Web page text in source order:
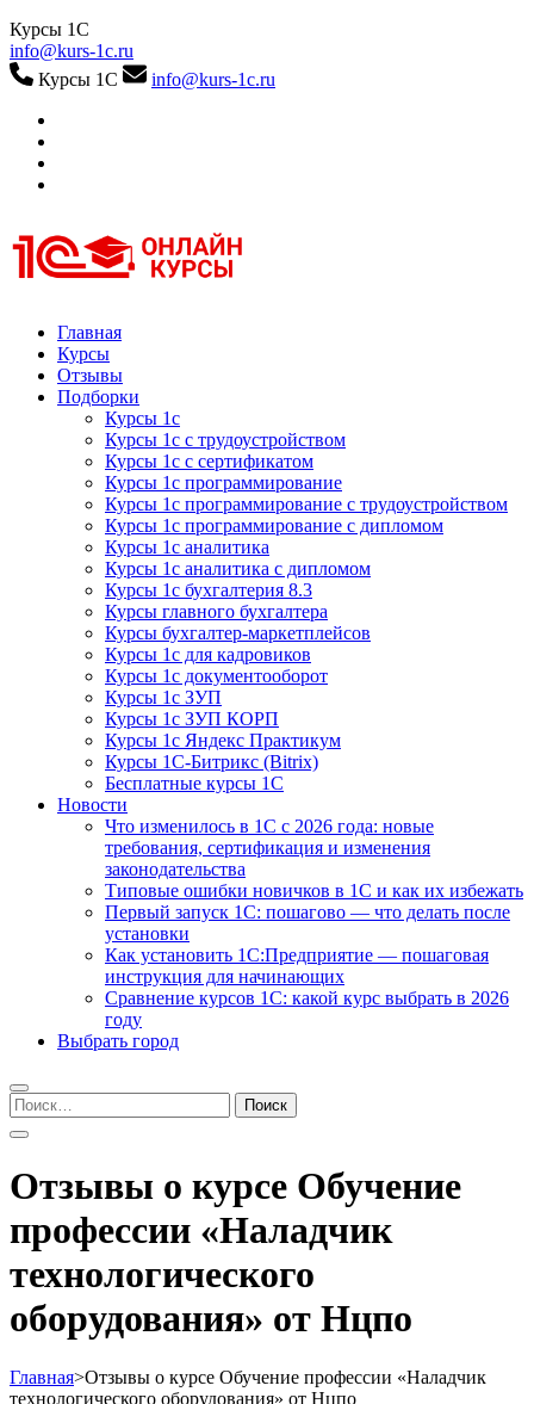
Курсы 1С
info@kurs-1c.ru
Курсы 1С
info@kurs-1c.ru
Курсы 1С
Курсы 1С официальная сертификация
Главная
Курсы
Отзывы
Подборки
Курсы 1с
Курсы 1с с трудоустройством
Курсы 1с с сертификатом
Курсы 1с программирование
Курсы 1с программирование с трудоустройством
Курсы 1с программирование с дипломом
Курсы 1с аналитика
Курсы 1с аналитика с дипломом
Курсы 1с бухгалтерия 8.3
Курсы главного бухгалтера
Курсы бухгалтер-маркетплейсов
Курсы 1с для кадровиков
Курсы 1с документооборот
Курсы 1с ЗУП
Курсы 1с ЗУП КОРП
Курсы 1с Яндекс Практикум
Курсы 1С-Битрикс (Bitrix)
Бесплатные курсы 1С
Новости
Что изменилось в 1С с 2026 года: новые
требования, сертификация и изменения
законодательства
Типовые ошибки новичков в 1С и как их избежать
Первый запуск 1С: пошагово — что делать после
установки
Как установить 1С:Предприятие — пошаговая
инструкция для начинающих
Сравнение курсов 1С: какой курс выбрать в 2026
году
Выбрать город
Найти:
Отзывы о курсе Обучение
профессии «Наладчик
технологического
оборудования» от Нцпо
Главная>Отзывы о курсе Обучение профессии «Наладчик
технологического оборудования» от Нцпо